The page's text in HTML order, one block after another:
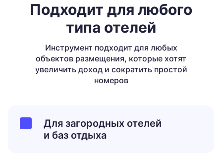
Подходит для любого
типа отелей
Инструмент подходит для любых
объектов размещения, которые хотят
увеличить доход и сократить простой
номеров
Для загородных отелей
и баз отдыха